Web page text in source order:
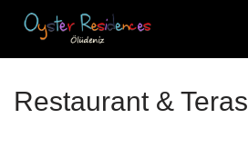
Restaurant & Teras